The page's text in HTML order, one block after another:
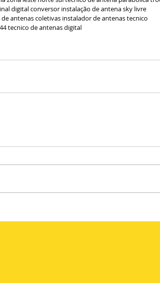
digital conversor instalação de antena sky livre
antenas coletivas instalador de antenas tecnico
tecnico de antenas digital